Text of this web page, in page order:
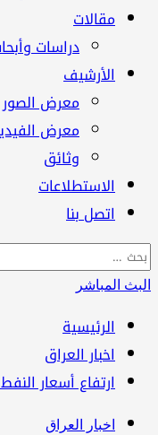
مقالات
دراسات
الأرشيف
معرض الصور
معرض
وثائق
الاستطلاعات
اتصل بنا
البحث
عن:
البث المباشر
الرئيسية
اخبار العراق
ارتفاع أسعار
اخبار العراق